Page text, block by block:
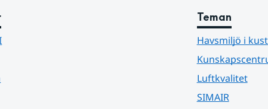
Teman
Havsmiljö i
Luftkvalitet
SIMAIR